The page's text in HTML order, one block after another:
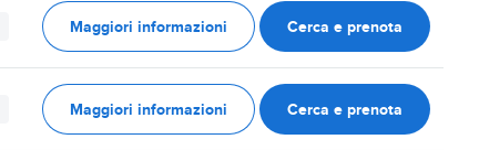
Maggiori informazioni Cerca e prenota
Maggiori informazioni Cerca e prenota